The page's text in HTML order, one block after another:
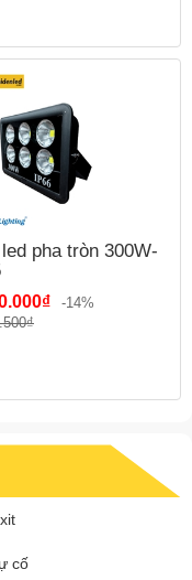
pha tròn 300W-
-14%
cố